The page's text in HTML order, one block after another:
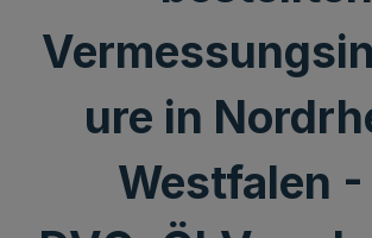
ure in
Westfalen -